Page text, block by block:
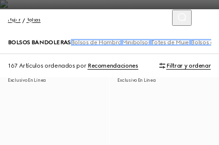
Mujer Bolsas
BOLSOS BANDOLERAS Bolsos de Hombro Minibolsos Totes de Mujer Bolsos
167 Artículos ordenados por Recomendaciones Filtrar y ordenar
Exclusivo En Línea Exclusivo En Línea